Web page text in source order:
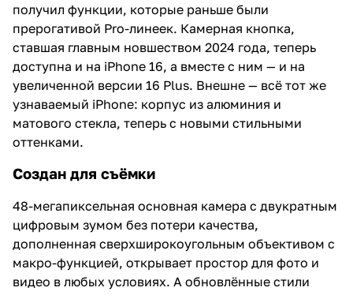
получил функции, которые раньше были
прерогативой Pro-линеек. Камерная кнопка,
ставшая главным новшеством 2024 года, теперь
доступна и на iPhone 16, а вместе с ним — и на
увеличенной версии 16 Plus. Внешне — всё тот же
узнаваемый iPhone: корпус из алюминия и
матового стекла, теперь с новыми стильными
оттенками.
Создан для съёмки
48-мегапиксельная основная камера с двукратным
цифровым зумом без потери качества,
дополненная сверхширокоугольным объективом с
макро-функцией, открывает простор для фото и
видео в любых условиях. А обновлённые стили